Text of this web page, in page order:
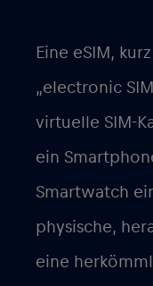
Eine eSIM,
„electronic
virtuelle SIM-
ein
Smartwatch
physische,
eine